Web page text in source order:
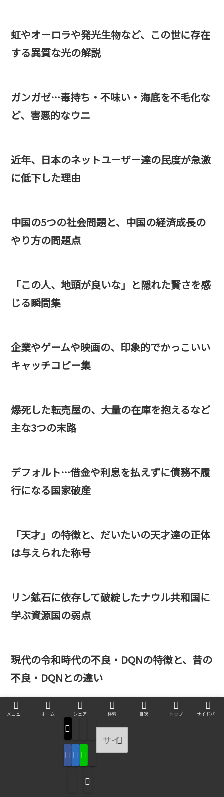
虹やオーロラや発光生物など、この世に存在
する異質な光の解説
ガンガゼ…毒持ち・不味い・海底を不毛化な
ど、害悪的なウニ
近年、日本のネットユーザー達の民度が急激
に低下した理由
中国の5つの社会問題と、中国の経済成長の
やり方の問題点
「この人、地頭が良いな」と隠れた賢さを感
じる瞬間集
企業やゲームや映画の、印象的でかっこいい
キャッチコピー集
爆死した転売屋の、大量の在庫を抱えるなど
主な3つの末路
デフォルト…借金や利息を払えずに債務不履
行になる国家破産
「天才」の特徴と、だいたいの天才達の正体
は与えられた称号
リン鉱石に依存して破綻したナウル共和国に
学ぶ資源国の弱点
現代の令和時代の不良・DQNの特徴と、昔の
不良・DQNとの違い
女性が占い・スピリチュアルが好き・信じや
すい現象の、理由
生活保護に関わる公務員が、申請者や受給者
メニュー ホーム シェア 検索 目次 トップ サイドバー